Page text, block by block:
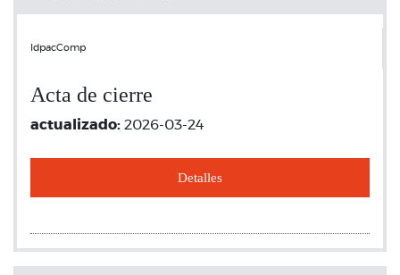
IdpacComp
Acta de cierre
actualizado: 2026-03-24
Detalles